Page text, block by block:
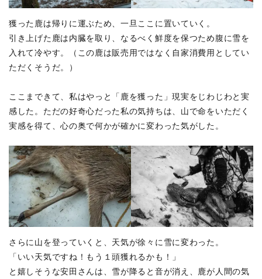
獲った鹿は帰りに運ぶため、一旦ここに置いていく。
引き上げた鹿は内臓を取り、なるべく鮮度を保つため腹に雪を
入れて冷やす。（この鹿は販売用ではなく自家消費用としてい
ただくそうだ。）
ここまできて、私はやっと「鹿を獲った」現実をじわじわと実
感した。ただの好奇心だった私の気持ちは、山で命をいただく
実感を得て、心の奥で何かが確かに変わった気がした。
さらに山を登っていくと、天気が徐々に雪に変わった。
「いい天気ですね！もう１頭獲れるかも！」
と嬉しそうな安田さんは、雪が降ると音が消え、鹿が人間の気